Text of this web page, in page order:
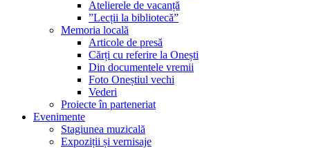
Atelierele de vacanță
”Lecții la bibliotecă”
Memoria locală
Articole de presă
Cărți cu referire la Onești
Din documentele vremii
Foto Oneștiul vechi
Vederi
Proiecte în parteneriat
Evenimente
Stagiunea muzicală
Expoziții și vernisaje